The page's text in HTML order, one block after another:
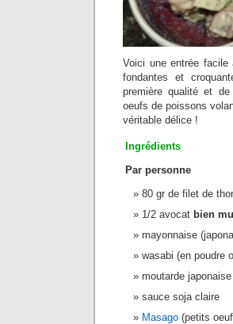
Voici une entrée facile
fondantes et
première qualité et
oeufs de poissons
véritable délice !
Ingrédients
Par personne
80 gr de filet de
1/2 avocat bien
mayonnaise
wasabi (en poudre
moutarde japonaise
sauce soja claire
Masago (petits